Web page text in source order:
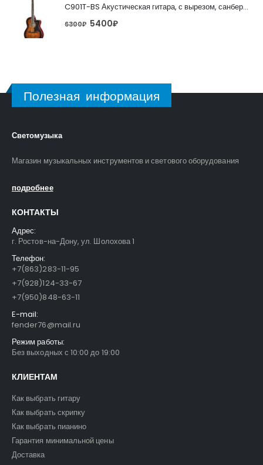
C901T-BS Акустическая гитара, с вырезом, санберст, Caraya
6300₽ 5400₽
Полезная информация
Светомузыка
Магазин музыкальных инструментов и светового оборудования
подробнее
КОНТАКТЫ
Адрес:
г. Ростов-на-Дону, ул. Шолохова 1
Телефон:
+7(863)283-11-95
+7(928)124-33-67
+7(950)848-63-11
E-mail:
fender76@mail.ru
Режим работы:
Без выходных с 10:00 до 19:00
КЛИЕНТАМ
Как выбрать гитару
Как выбрать скрипку
Как выбрать пианино
Гарантия минимальной цены
Доставка